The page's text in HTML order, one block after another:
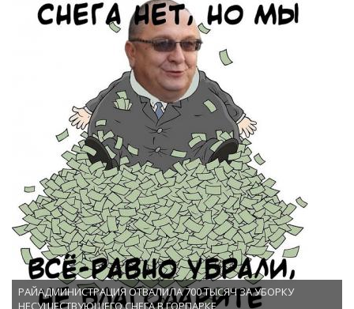
РАЙАДМИНИСТРАЦИЯ ОТВАЛИЛА 700 ТЫСЯЧ ЗА УБОРКУ
НЕСУЩЕСТВУЮЩЕГО СНЕГА В ГОРПАРКЕ